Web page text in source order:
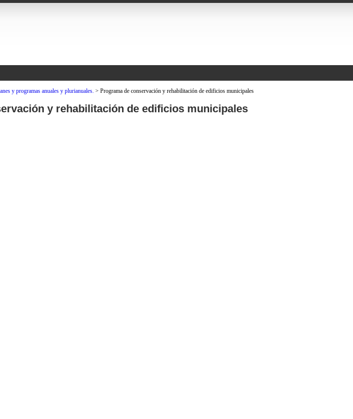
y programas anuales y plurianuales. > Programa de conservación y rehabilitación de edificios municipales
y rehabilitación de edificios municipales